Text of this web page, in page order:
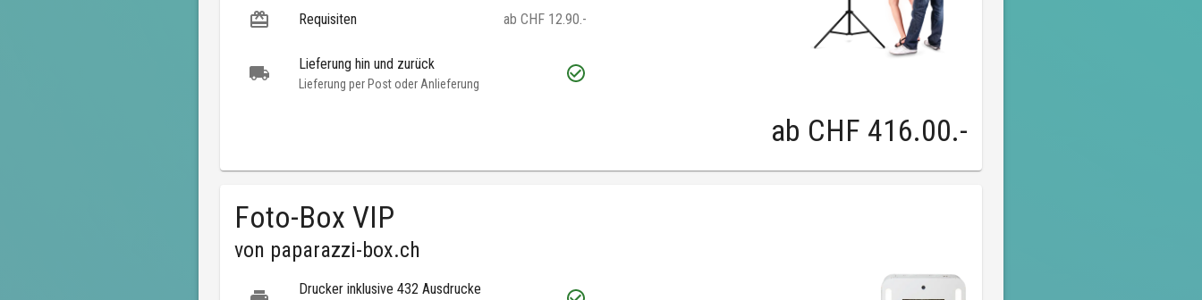
Requisiten ab CHF 12.90.-
Lieferung hin und zurück
Lieferung per Post oder Anlieferung
ab CHF 416.00.-
Foto-Box VIP
von paparazzi-box.ch
Drucker inklusive 432 Ausdrucke